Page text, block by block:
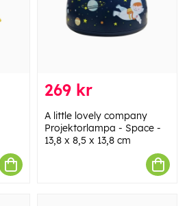
269 kr
A little lovely company
Projektorlampa - Space -
13,8 x 8,5 x 13,8 cm